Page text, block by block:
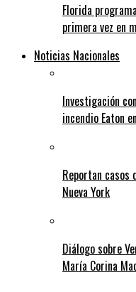
Florida
primera vez en
Noticias Nacionales
Investigación
incendio Eaton
Reportan casos
Nueva York
Diálogo sobre
María Corina